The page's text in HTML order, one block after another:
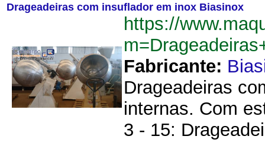
Drageadeiras com insuflador em inox Biasinox
https://
Fabricante:
Drageadeiras
internas. Com
3 - 15: